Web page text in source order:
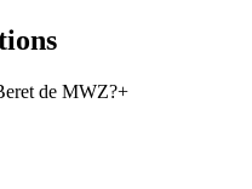
de MWZ?+